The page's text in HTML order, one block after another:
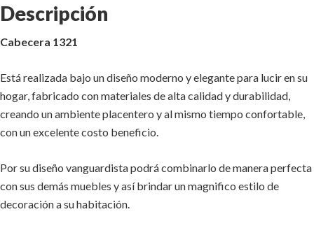
Descripción
Cabecera 1321
Está realizada bajo un diseño moderno y elegante para lucir en su
hogar, fabricado con materiales de alta calidad y durabilidad,
creando un ambiente placentero y al mismo tiempo confortable,
con un excelente costo beneficio.
Por su diseño vanguardista podrá combinarlo de manera perfecta
con sus demás muebles y así brindar un magnifico estilo de
decoración a su habitación.